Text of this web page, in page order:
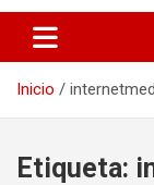
Inicio
Etiqueta: